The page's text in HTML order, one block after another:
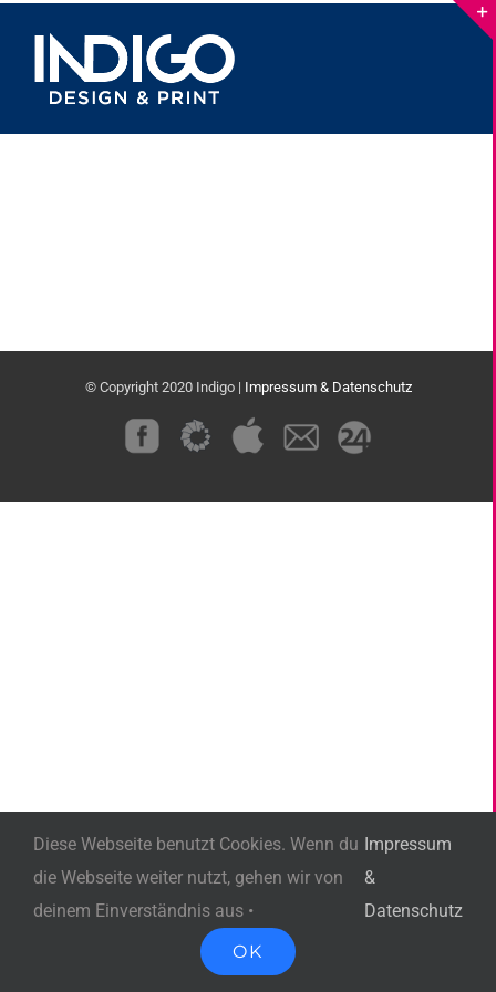
content
© Copyright 2020 Indigo | Impressum & Datenschutz
CustomCustom CustomCustomCustom
Diese Webseite benutzt Cookies. Wenn du
die Webseite weiter nutzt, gehen wir von
deinem Einverständnis aus •
Impressum
&
Datenschutz
OK